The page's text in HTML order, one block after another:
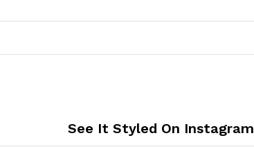
See It Styled On Instagram